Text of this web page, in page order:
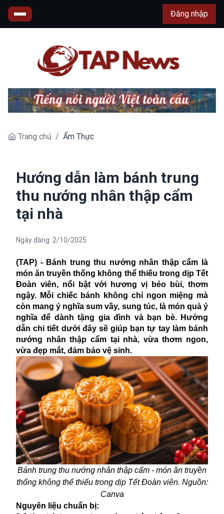
Đăng nhập
Trang chủ / Ẩm Thực
Hướng dẫn làm bánh trung
thu nướng nhân thập cẩm
tại nhà
Ngày đăng: 2/10/2025
(TAP) - Bánh trung thu nướng nhân thập cẩm là
món ăn truyền thống không thể thiếu trong dịp Tết
Đoàn viên, nổi bật với hương vị béo bùi, thơm
ngậy. Mỗi chiếc bánh không chỉ ngon miệng mà
còn mang ý nghĩa sum vầy, sung túc, là món quà ý
nghĩa để dành tặng gia đình và bạn bè. Hướng
dẫn chi tiết dưới đây sẽ giúp bạn tự tay làm bánh
nướng nhân thập cẩm tại nhà, vừa thơm ngon,
vừa đẹp mắt, đảm bảo vệ sinh.
Bánh trung thu nướng nhân thập cẩm - món ăn truyền
thống không thể thiếu trong dịp Tết Đoàn viên. Nguồn:
Canva
Nguyên liệu chuẩn bị: